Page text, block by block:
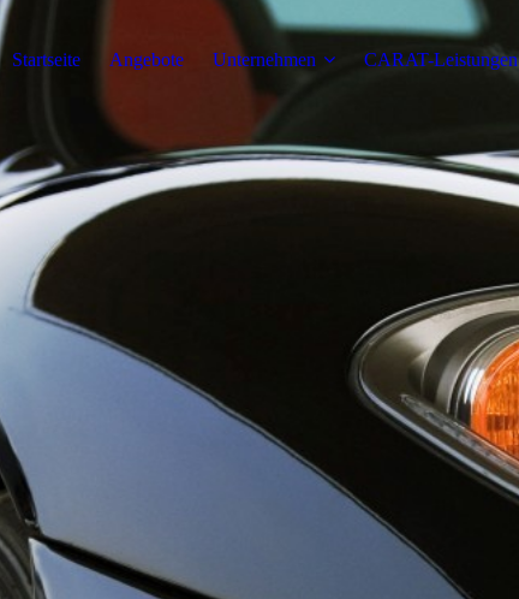
Startseite Angebote Unternehmen CARAT-Leistungen